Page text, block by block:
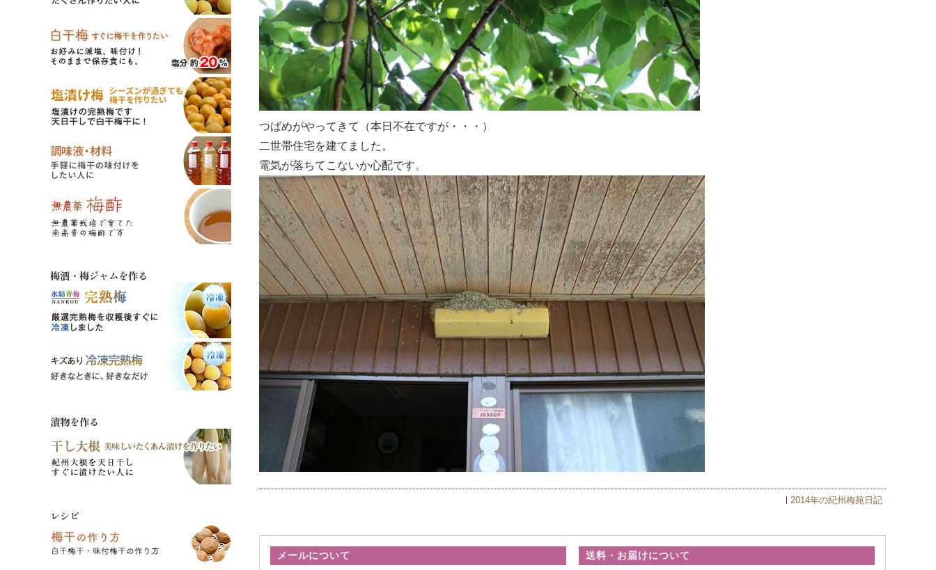
つばめがやってきて（本日不在ですが・・・）
二世帯住宅を建てました。
電気が落ちてこないか心配です。
2014年の紀州梅苑日記
メールについて 送料・お届けについて
梅酒・梅ジャムを作る
漬物を作る
レシピ